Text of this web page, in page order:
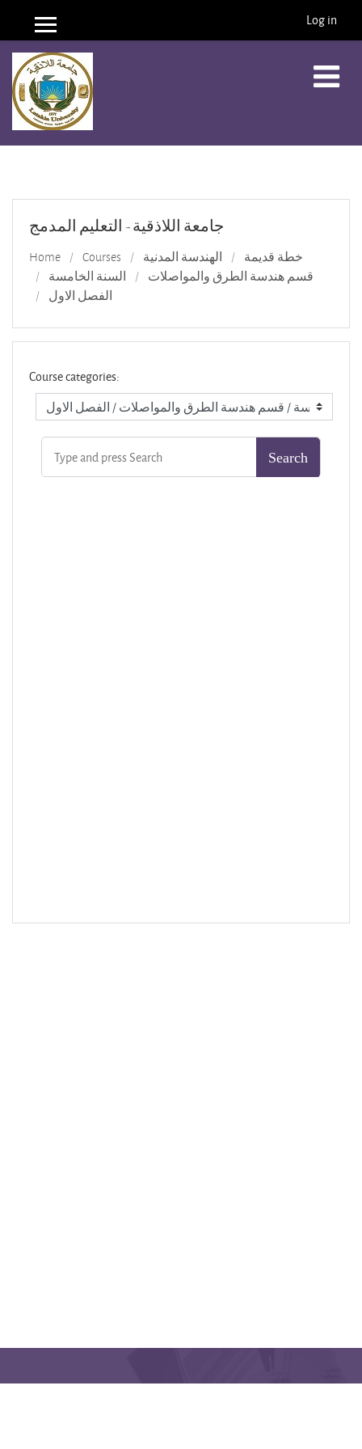
Skip to main content
Side panel Log in
جامعة اللاذقية - التعليم المدمج
Home Courses الهندسة المدنية
خطة قديمة
السنة الخامسة
قسم هندسة الطرق والمواصلات
الفصل الاول
Course categories: